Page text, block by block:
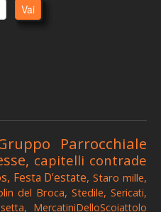
Madonna della Corona
e capitelli
e capitelli
e capitelli
e capitelli
Vai
Parrocchiale
capitelli contrade
Festa D'estate, Staro mille,
del Broca, Stedile, Sericati,
MercatiniDelloScoiattolo